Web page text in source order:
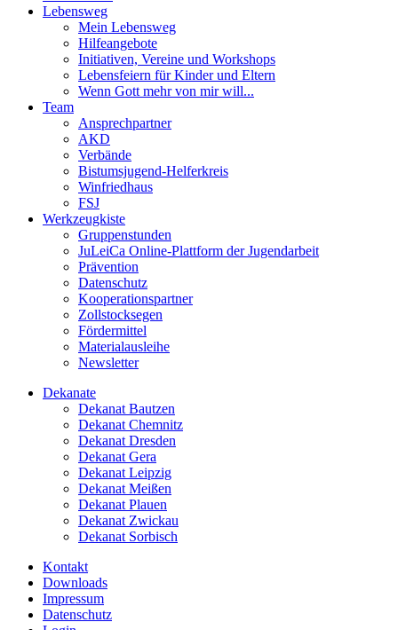
Lebensweg
Mein Lebensweg
Hilfeangebote
Initiativen, Vereine und Workshops
Lebensfeiern für Kinder und Eltern
Wenn Gott mehr von mir will...
Team
Ansprechpartner
AKD
Verbände
Bistumsjugend-Helferkreis
Winfriedhaus
FSJ
Werkzeugkiste
Gruppenstunden
JuLeiCa Online-Plattform der Jugendarbeit
Prävention
Datenschutz
Kooperationspartner
Zollstocksegen
Fördermittel
Materialausleihe
Newsletter
Dekanate
Dekanat Bautzen
Dekanat Chemnitz
Dekanat Dresden
Dekanat Gera
Dekanat Leipzig
Dekanat Meißen
Dekanat Plauen
Dekanat Zwickau
Dekanat Sorbisch
Kontakt
Downloads
Impressum
Datenschutz